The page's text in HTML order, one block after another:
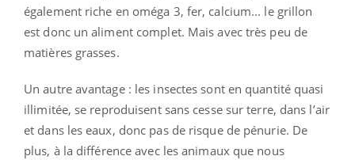
également riche en oméga 3, fer, calcium... le grillon
est donc un aliment complet. Mais avec très peu de
matières grasses.
Un autre avantage : les insectes sont en quantité quasi
illimitée, se reproduisent sans cesse sur terre, dans l’air
et dans les eaux, donc pas de risque de pénurie. De
plus, à la différence avec les animaux que nous